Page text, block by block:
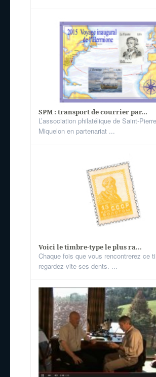
SPM : transport de courrier par...
L’association philatélique de Saint-
Miquelon en partenariat ...
Voici le timbre-type le plus ra...
Chaque fois que vous rencontrerez ce
regardez-vite ses dents. ...